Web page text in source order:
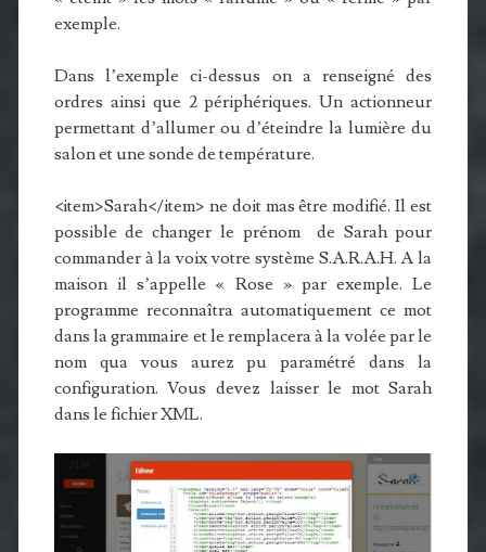
exemple.
Dans l’exemple ci-dessus on a renseigné des
ordres ainsi que 2 périphériques. Un actionneur
permettant d’allumer ou d’éteindre la lumière du
salon et une sonde de température.
<item>Sarah</item> ne doit mas être modifié. Il est
possible de changer le prénom de Sarah pour
commander à la voix votre système S.A.R.A.H. A la
maison il s’appelle « Rose » par exemple. Le
programme reconnaîtra automatiquement ce mot
dans la grammaire et le remplacera à la volée par le
nom qua vous aurez pu paramétré dans la
configuration. Vous devez laisser le mot Sarah
dans le fichier XML.